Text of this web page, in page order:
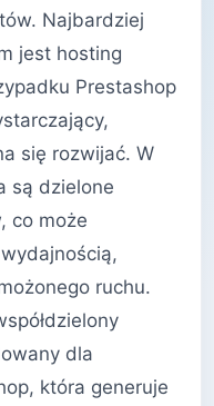
Najbardziej
jest hosting
Prestashop
się rozwijać. W
są dzielone
co może
ruchu.
dla
która generuje